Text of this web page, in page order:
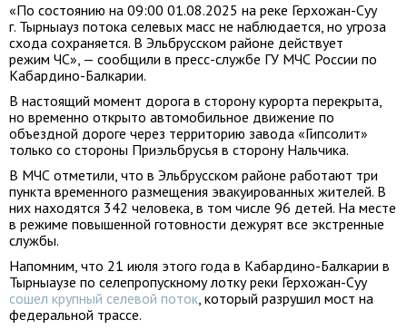
«По состоянию на 09:00 01.08.2025 на реке Герхожан-Суу
г. Тырныауз потока селевых масс не наблюдается, но угроза
схода сохраняется. В Эльбрусском районе действует
режим ЧС», — сообщили в пресс-службе ГУ МЧС России по
Кабардино-Балкарии.
В настоящий момент дорога в сторону курорта перекрыта,
но временно открыто автомобильное движение по
объездной дороге через территорию завода «Гипсолит»
только со стороны Приэльбрусья в сторону Нальчика.
В МЧС отметили, что в Эльбрусском районе работают три
пункта временного размещения эвакуированных жителей. В
них находятся 342 человека, в том числе 96 детей. На месте
в режиме повышенной готовности дежурят все экстренные
службы.
Напомним, что 21 июля этого года в Кабардино-Балкарии в
Тырныаузе по селепропускному лотку реки Герхожан-Суу
сошел крупный селевой поток, который разрушил мост на
федеральной трассе.